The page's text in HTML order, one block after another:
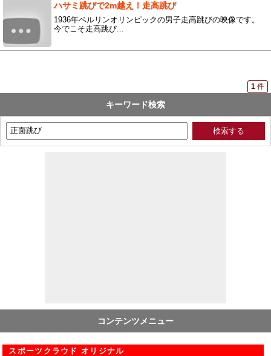
ハサミ跳びで2m越え！走高跳び
1936年ベルリンオリンピックの男子走高跳びの映像です。
今でこそ走高跳び...
1 件
キーワード検索
コンテンツメニュー
スポーツクラウド オリジナル